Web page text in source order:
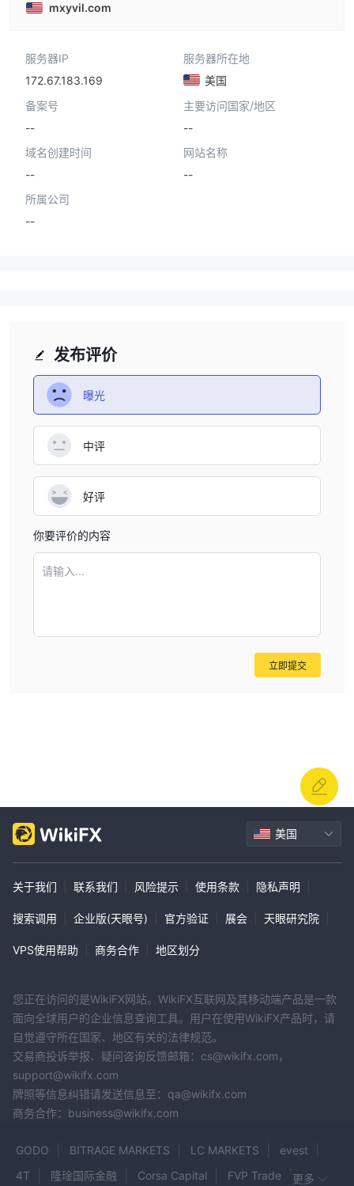
mxyvil.com
服务器IP
172.67.183.169
服务器所在地
美国
备案号
--
主要访问国家/地区
--
域名创建时间
--
网站名称
--
所属公司
--
发布评价
曝光
中评
好评
你要评价的内容
请输入...
立即提交
美国
关于我们 联系我们 风险提示 使用条款 隐私声明
搜索调用 企业版(天眼号) 官方验证 展会 天眼研究院
VPS使用帮助 商务合作 地区划分
您正在访问的是WikiFX网站。WikiFX互联网及其移动端产品是一款
面向全球用户的企业信息查询工具。用户在使用WikiFX产品时，请
自觉遵守所在国家、地区有关的法律规范。
交易商投诉举报、疑问咨询反馈邮箱：cs@wikifx.com，
support@wikifx.com
牌照等信息纠错请发送信息至：qa@wikifx.com
商务合作：business@wikifx.com
GODO BITRAGE MARKETS LC MARKETS
evest
4T
隆琻国际金融 Corsa Capital FVP Trade 更多